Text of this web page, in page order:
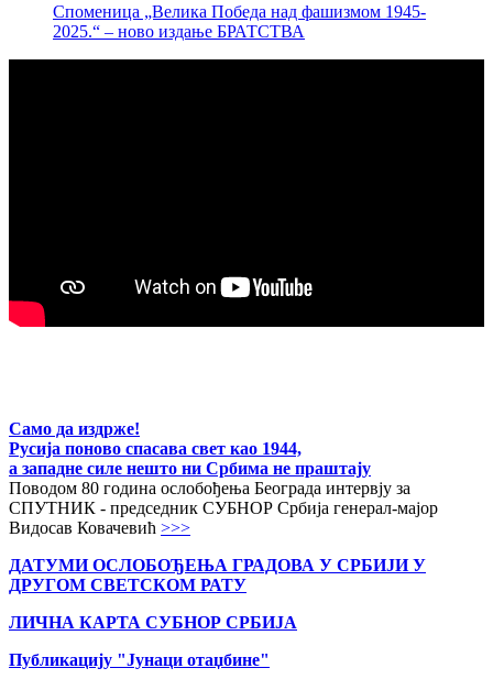
Споменица „Велика Победа над фашизмом 1945-
2025.“ – ново издање БРАТСТВА
Само да издрже!
Русија поново спасава свет као 1944,
а западне силе нешто ни Србима не праштају
Поводом 80 година ослобођења Београда интервју за
СПУТНИК - председник СУБНОР Србија генерал-мајор
Видосав Ковачевић >>>
ДАТУМИ ОСЛОБОЂЕЊА ГРАДОВА У СРБИЈИ У
ДРУГОМ СВЕТСКОМ РАТУ
ЛИЧНА КАРТА СУБНОР СРБИЈА
Публикацију "Јунаци отаџбине"